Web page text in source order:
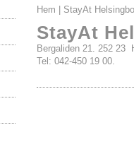
Hem | StayAt
StayAt
Bergaliden 21. 252 23
Tel: 042-450 19 00.